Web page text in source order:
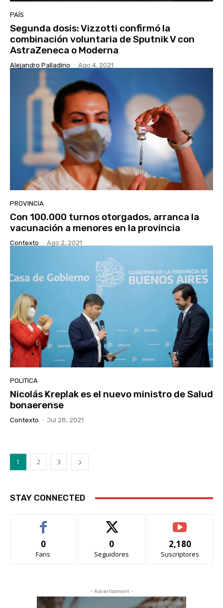
PAÍS
Segunda dosis: Vizzotti confirmó la
combinación voluntaria de Sputnik V con
AstraZeneca o Moderna
Alejandro Palladino - Ago 4, 2021
PROVINCIA
Con 100.000 turnos otorgados, arranca la
vacunación a menores en la provincia
Contexto - Ago 2, 2021
POLITICA
Nicolás Kreplak es el nuevo ministro de Salud
bonaerense
Contexto - Jul 28, 2021
1 2 3
STAY CONNECTED
0
Fans
0
Seguidores
2,180
Suscriptores
- Advertisement -